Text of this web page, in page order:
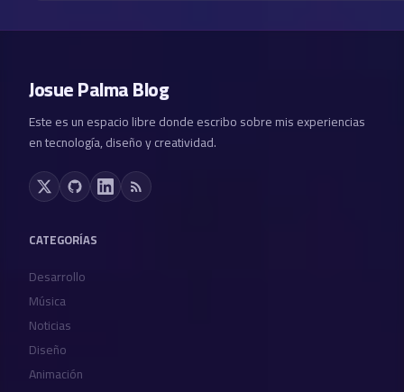
Josue Palma Blog
Este es un espacio libre donde escribo sobre mis experiencias
en tecnología, diseño y creatividad.
CATEGORÍAS
Desarrollo
Música
Noticias
Diseño
Animación